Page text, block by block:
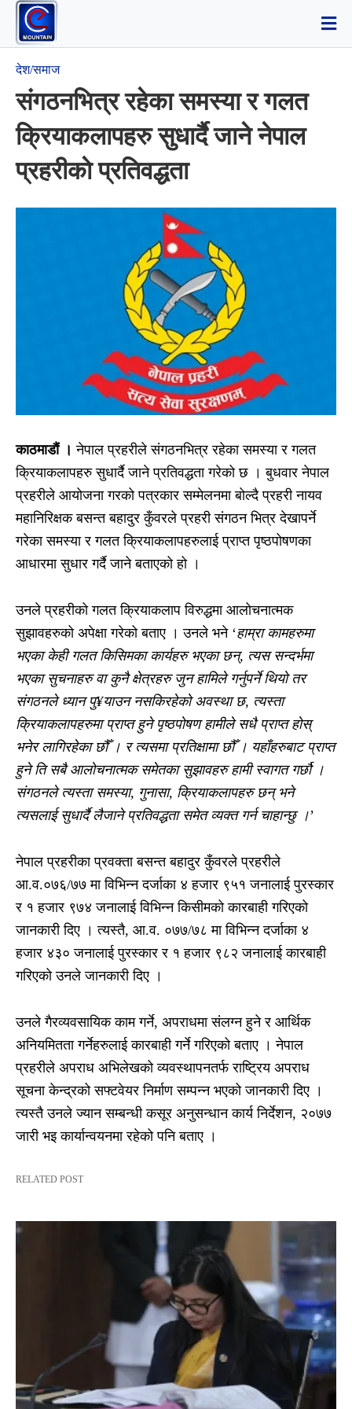
देश/समाज
संगठनभित्र रहेका समस्या र गलत
क्रियाकलापहरु सुधार्दै जाने नेपाल
प्रहरीकाे प्रतिवद्धता
काठमाडाैं । नेपाल प्रहरीले संगठनभित्र रहेका समस्या र गलत
क्रियाकलापहरु सुधार्दै जाने प्रतिवद्धता गरेको छ । बुधवार नेपाल
प्रहरीले आयोजना गरको पत्रकार सम्मेलनमा बोल्दै प्रहरी नायव
महानिरिक्षक बसन्त बहादुर कुँवरले प्रहरी संगठन भित्र देखापर्ने
गरेका समस्या र गलत क्रियाकलापहरुलाई प्राप्त पृष्ठपोषणका
आधारमा सुधार गर्दै जाने बताएको हो ।
उनले प्रहरीको गलत क्रियाकलाप विरुद्धमा आलोचनात्मक
सुझावहरुको अपेक्षा गरेको बताए । उनले भने ‘हाम्रा कामहरुमा
भएका केही गलत किसिमका कार्यहरु भएका छन्, त्यस सन्दर्भमा
भएका सुचनाहरु वा कुनै क्षेत्रहरु जुन हामिले गर्नुपर्ने थियो तर
संगठनले ध्यान पु¥याउन नसकिरहेको अवस्था छ, त्यस्ता
क्रियाकलापहरुमा प्राप्त हुने पृष्ठपोषण हामीले सधै प्राप्त होस्
भनेर लागिरहेका छौँ । र त्यसमा प्रतिक्षामा छौँ । यहाँहरुबाट प्राप्त
हुने ति सबै आलोचनात्मक समेतका सुझावहरु हामी स्वागत गर्छौ ।
संगठनले त्यस्ता समस्या, गुनासा, क्रियाकलापहरु छन् भने
त्यसलाई सुधार्दै लैजाने प्रतिवद्धता समेत व्यक्त गर्न चाहान्छु ।’
नेपाल प्रहरीका प्रवक्ता बसन्त बहादुर कुँवरले प्रहरीले
आ.व.०७६/७७ मा विभिन्न दर्जाका ४ हजार ९५१ जनालाई पुरस्कार
र १ हजार ९७४ जनालाई विभिन्न किसीमको कारबाही गरिएको
जानकारी दिए । त्यस्तै, आ.व. ०७७/७८ मा विभिन्न दर्जाका ४
हजार ४३० जनालाई पुरस्कार र १ हजार ९८२ जनालाई कारबाही
गरिएको उनले जानकारी दिए ।
उनले गैरव्यवसायिक काम गर्ने, अपराधमा संलग्न हुने र आर्थिक
अनियमितता गर्नेहरुलाई कारबाही गर्ने गरिएको बताए । नेपाल
प्रहरीले अपराध अभिलेखको व्यवस्थापनतर्फ राष्ट्रिय अपराध
सूचना केन्द्रको सफ्टवेयर निर्माण सम्पन्न भएको जानकारी दिए ।
त्यस्तै उनले ज्यान सम्बन्धी कसूर अनुसन्धान कार्य निर्देशन, २०७७
जारी भइ कार्यान्वयनमा रहेको पनि बताए ।
RELATED POST